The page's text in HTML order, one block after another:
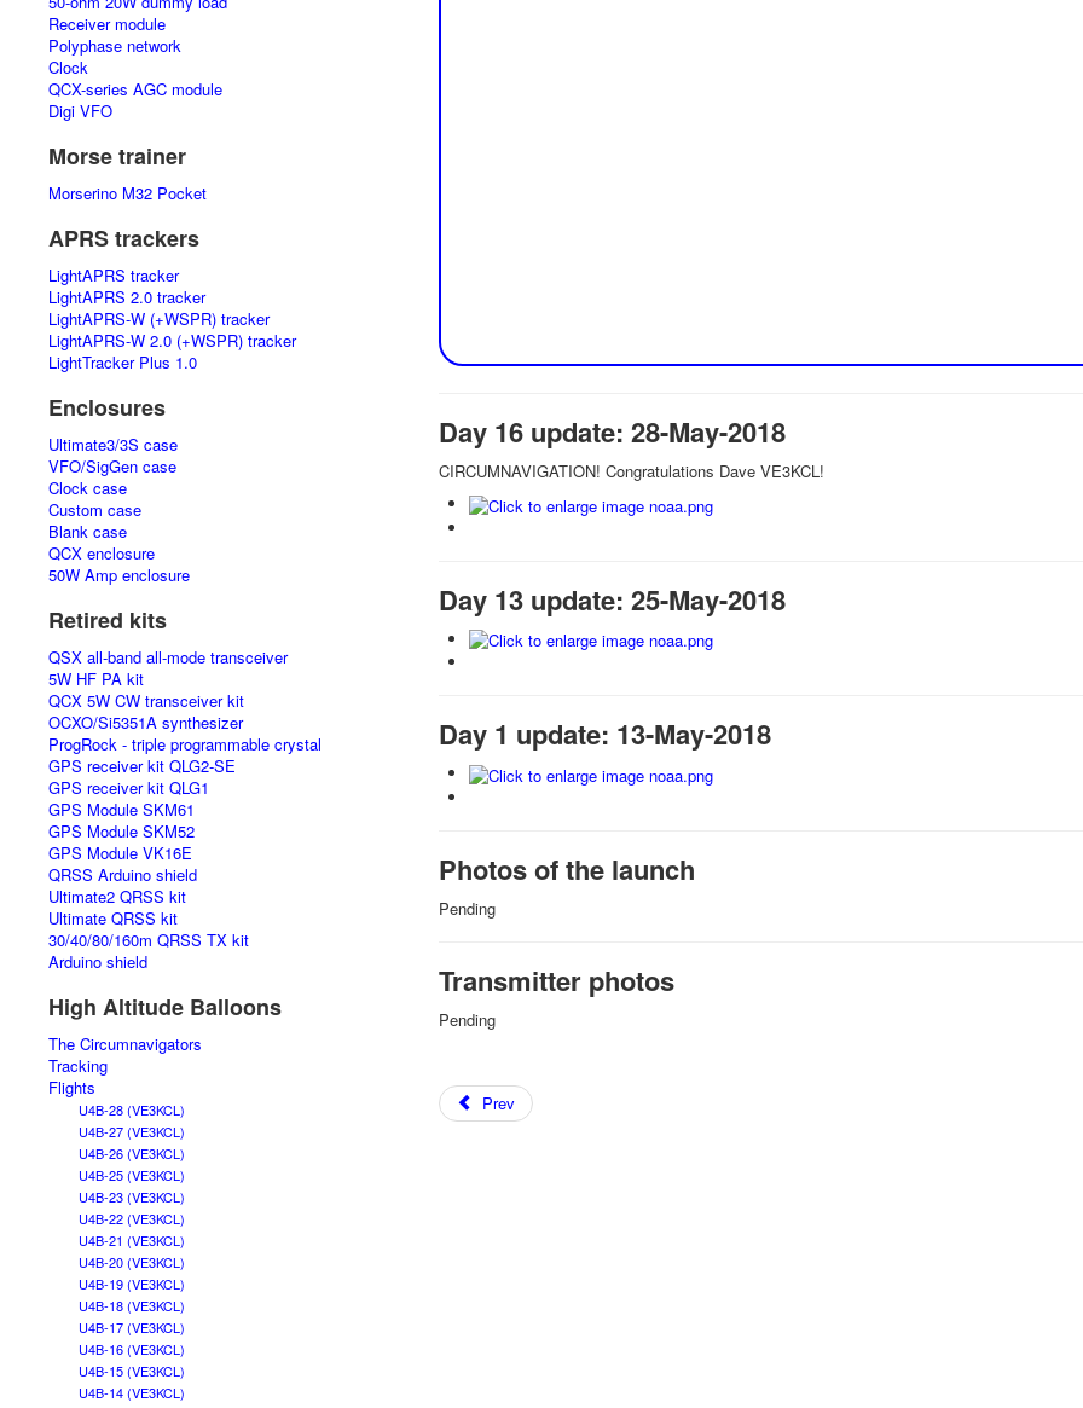
Receiver module
Polyphase network
Clock
QCX-series AGC module
Digi VFO
Morse trainer
Morserino M32 Pocket
APRS trackers
LightAPRS tracker
LightAPRS 2.0 tracker
LightAPRS-W (+WSPR) tracker
LightAPRS-W 2.0 (+WSPR) tracker
LightTracker Plus 1.0
Enclosures
Ultimate3/3S case
VFO/SigGen case
Clock case
Custom case
Blank case
QCX enclosure
50W Amp enclosure
Retired kits
QSX all-band all-mode transceiver
5W HF PA kit
QCX 5W CW transceiver kit
OCXO/Si5351A synthesizer
ProgRock - triple programmable crystal
GPS receiver kit QLG2-SE
GPS receiver kit QLG1
GPS Module SKM61
GPS Module SKM52
GPS Module VK16E
QRSS Arduino shield
Ultimate2 QRSS kit
Ultimate QRSS kit
30/40/80/160m QRSS TX kit
Arduino shield
High Altitude Balloons
The Circumnavigators
Tracking
Flights
U4B-28 (VE3KCL)
U4B-27 (VE3KCL)
U4B-26 (VE3KCL)
U4B-25 (VE3KCL)
U4B-23 (VE3KCL)
U4B-22 (VE3KCL)
U4B-21 (VE3KCL)
U4B-20 (VE3KCL)
U4B-19 (VE3KCL)
U4B-18 (VE3KCL)
U4B-17 (VE3KCL)
U4B-16 (VE3KCL)
U4B-15 (VE3KCL)
U4B-14 (VE3KCL)
Day 16 update: 28-May-2018
CIRCUMNAVIGATION! Congratulations Dave VE3KCL!
Day 13 update: 25-May-2018
Day 1 update: 13-May-2018
Photos of the launch
Pending
Transmitter photos
Pending
Prev